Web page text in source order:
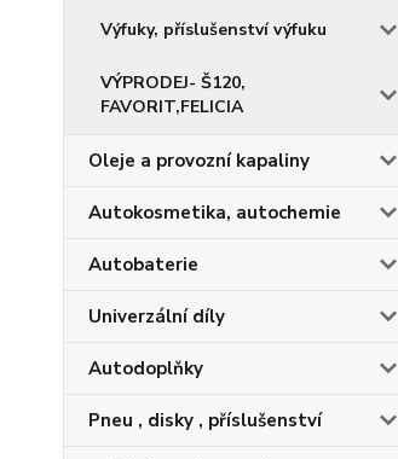
Výfuky, příslušenství výfuku
VÝPRODEJ- Š120,
FAVORIT,FELICIA
Oleje a provozní kapaliny
Autokosmetika, autochemie
Autobaterie
Univerzální díly
Autodoplňky
Pneu , disky , příslušenství